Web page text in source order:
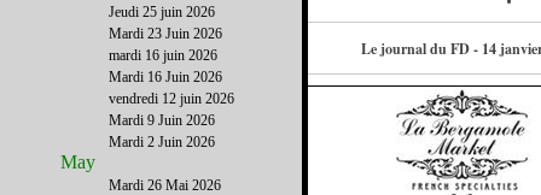
Le journal du FD - 14
Jeudi 25 juin 2026
Mardi 23 Juin 2026
mardi 16 juin 2026
Mardi 16 Juin 2026
vendredi 12 juin 2026
Mardi 9 Juin 2026
Mardi 2 Juin 2026
May
Mardi 26 Mai 2026